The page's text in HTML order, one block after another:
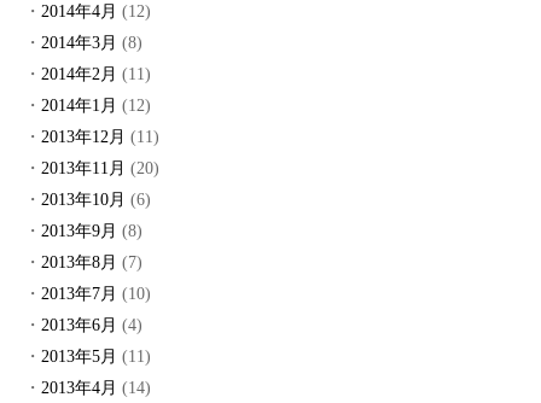
2014年4月 (12)
2014年3月 (8)
2014年2月 (11)
2014年1月 (12)
2013年12月 (11)
2013年11月 (20)
2013年10月 (6)
2013年9月 (8)
2013年8月 (7)
2013年7月 (10)
2013年6月 (4)
2013年5月 (11)
2013年4月 (14)